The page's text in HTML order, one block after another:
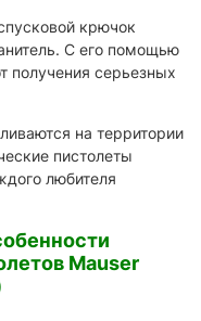
крючок
С его помощью
получения серьезных
на территории
пистолеты
любителя
Mauser